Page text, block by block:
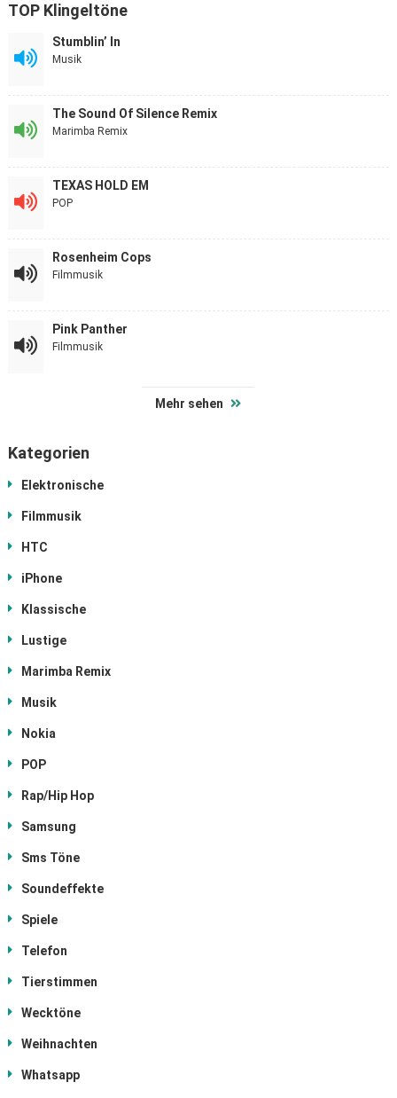
TOP Klingeltöne
Stumblin’ In
Musik
The Sound Of Silence Remix
Marimba Remix
TEXAS HOLD EM
POP
Rosenheim Cops
Filmmusik
Pink Panther
Filmmusik
Mehr sehen
Kategorien
Elektronische
Filmmusik
HTC
iPhone
Klassische
Lustige
Marimba Remix
Musik
Nokia
POP
Rap/Hip Hop
Samsung
Sms Töne
Soundeffekte
Spiele
Telefon
Tierstimmen
Wecktöne
Weihnachten
Whatsapp